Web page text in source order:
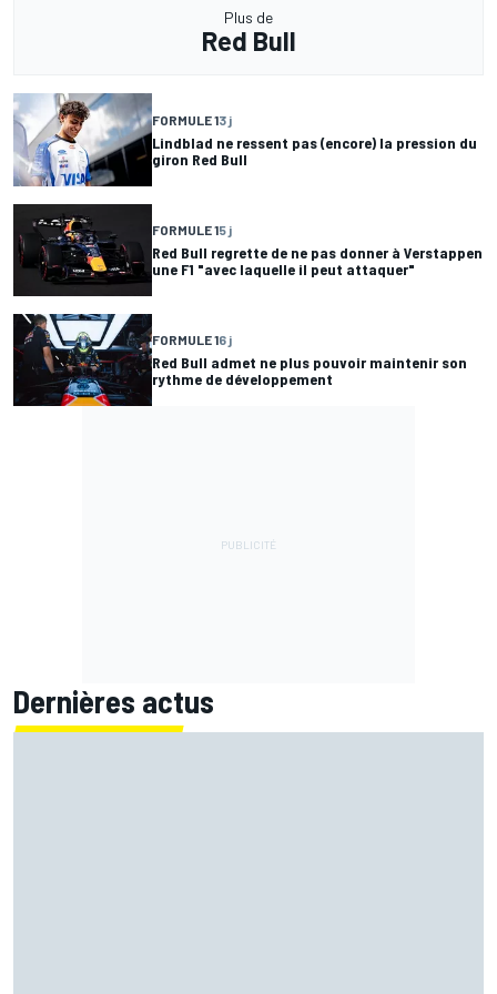
Plus de
Red Bull
FORMULE 13 j
Lindblad ne ressent pas (encore) la pression du
giron Red Bull
FORMULE 15 j
Red Bull regrette de ne pas donner à Verstappen
une F1 "avec laquelle il peut attaquer"
FORMULE 16 j
Red Bull admet ne plus pouvoir maintenir son
rythme de développement
Dernières actus